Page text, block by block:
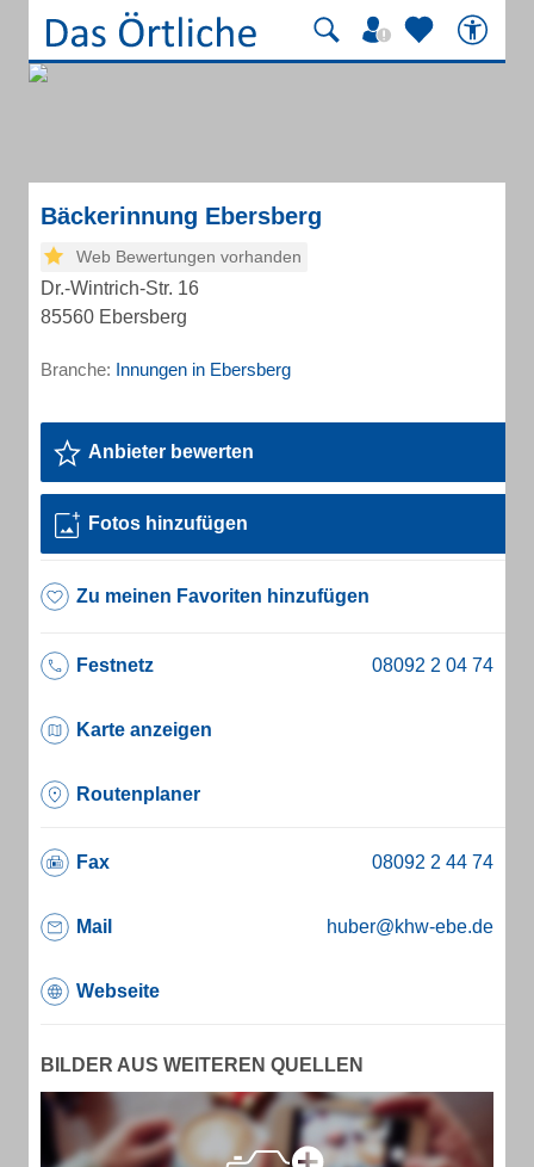
Bäckerinnung Ebersberg
Web Bewertungen vorhanden
Dr.-Wintrich-Str. 16
85560 Ebersberg
Branche: Innungen in Ebersberg
Anbieter bewerten
Fotos hinzufügen
Zu meinen Favoriten hinzufügen
Festnetz
Karte anzeigen
Routenplaner
Fax
Mail huber@khw-ebe.de
Webseite
BILDER AUS WEITEREN QUELLEN